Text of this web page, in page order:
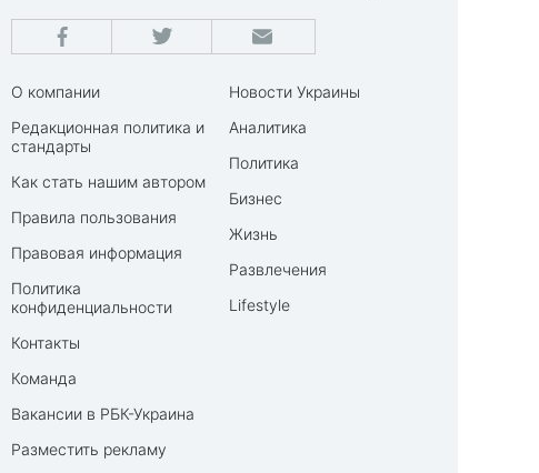
О компании
Редакционная политика и
стандарты
Как стать нашим автором
Правила пользования
Правовая информация
Политика
конфиденциальности
Контакты
Команда
Вакансии в РБК-Украина
Разместить рекламу
Новости Украины
Аналитика
Политика
Бизнес
Жизнь
Развлечения
Lifestyle